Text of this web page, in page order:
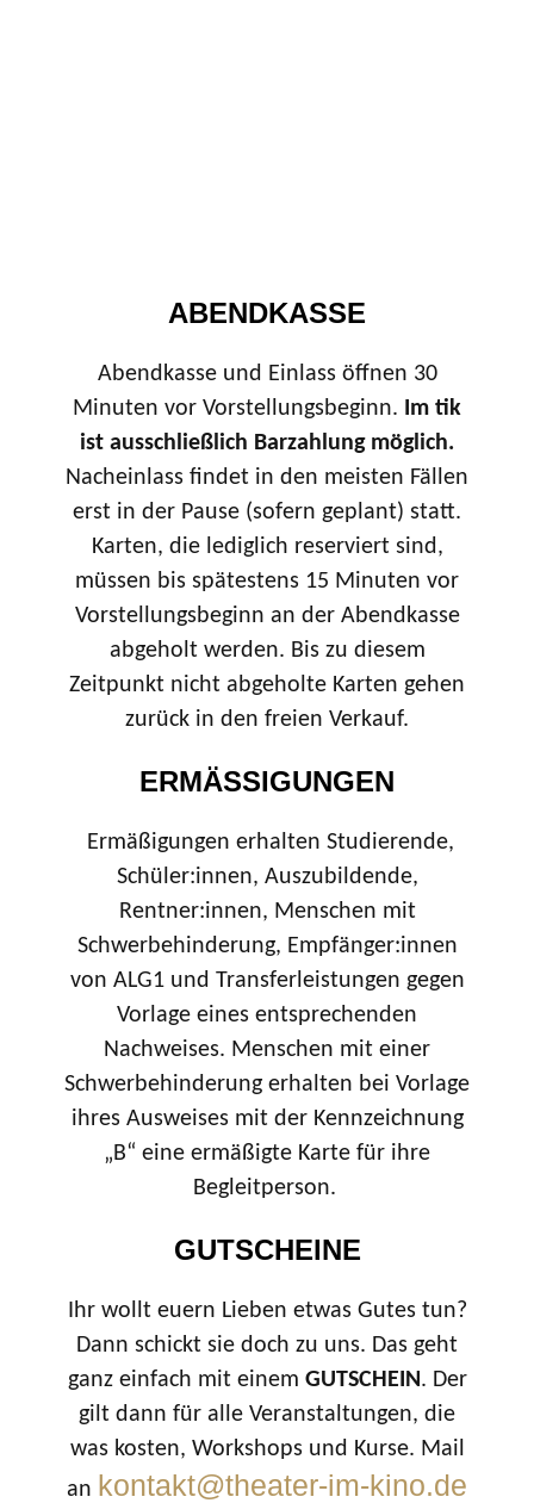
ABENDKASSE
Abendkasse und Einlass öffnen 30
Minuten vor Vorstellungsbeginn. Im tik
ist ausschließlich Barzahlung möglich.
Nacheinlass findet in den meisten Fällen
erst in der Pause (sofern geplant) statt.
Karten, die lediglich reserviert sind,
müssen bis spätestens 15 Minuten vor
Vorstellungsbeginn an der Abendkasse
abgeholt werden. Bis zu diesem
Zeitpunkt nicht abgeholte Karten gehen
zurück in den freien Verkauf.
ERMÄSSIGUNGEN
Ermäßigungen erhalten Studierende,
Schüler:innen, Auszubildende,
Rentner:innen, Menschen mit
Schwerbehinderung, Empfänger:innen
von ALG1 und Transferleistungen gegen
Vorlage eines entsprechenden
Nachweises. Menschen mit einer
Schwerbehinderung erhalten bei Vorlage
ihres Ausweises mit der Kennzeichnung
„B“ eine ermäßigte Karte für ihre
Begleitperson.
GUTSCHEINE
Ihr wollt euern Lieben etwas Gutes tun?
Dann schickt sie doch zu uns. Das geht
ganz einfach mit einem GUTSCHEIN . Der
gilt dann für alle Veranstaltungen, die
was kosten, Workshops und Kurse. Mail
an kontakt@theater-im-kino.de